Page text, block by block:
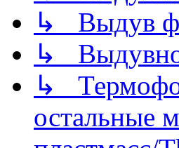
↳ Выдув
↳
↳
остальные